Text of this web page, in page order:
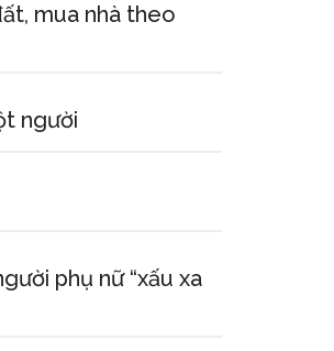
mua nhà theo
người
phụ nữ “xấu xa